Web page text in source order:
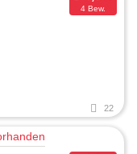
4 Bew.
22